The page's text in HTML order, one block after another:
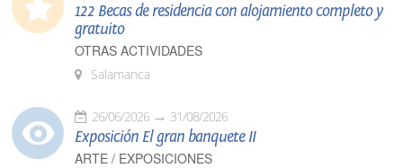
122 Becas de residencia con alojamiento completo y
gratuito
OTRAS ACTIVIDADES
Salamanca
26/06/2026 31/08/2026
Exposición El gran banquete II
ARTE / EXPOSICIONES